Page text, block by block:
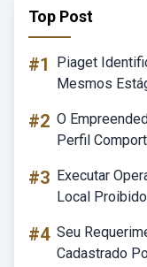
Top Post
#1
Piaget
Mesmos
#2 O
Perfil
#3 Executar
Local
#4 Seu
Cadastrado